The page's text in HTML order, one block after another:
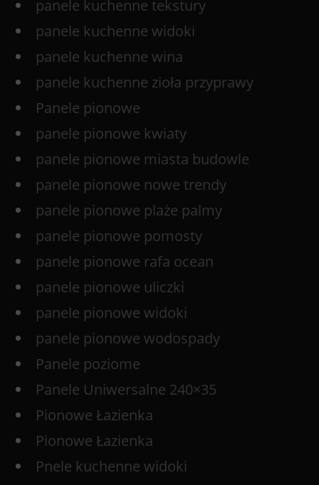
panele kuchenne tekstury
panele kuchenne widoki
panele kuchenne wina
panele kuchenne zioła przyprawy
Panele pionowe
panele pionowe kwiaty
panele pionowe miasta budowle
panele pionowe nowe trendy
panele pionowe plaże palmy
panele pionowe pomosty
panele pionowe rafa ocean
panele pionowe uliczki
panele pionowe widoki
panele pionowe wodospady
Panele poziome
Panele Uniwersalne 240×35
Pionowe Łazienka
Pionowe Łazienka
Pnele kuchenne widoki